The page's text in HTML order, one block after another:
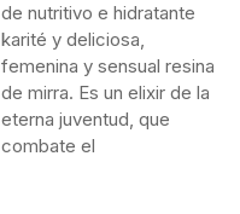
de nutritivo e hidratante
karité y deliciosa,
femenina y sensual resina
de mirra. Es un elixir de la
eterna juventud, que
combate el